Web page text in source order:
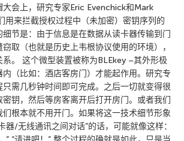
大会上，研究专家Eric Evenchick和Mark
用来拦截授权过程中（未加密）密钥序列的
节是：由于信息是在数据从读卡器传输到门
取（也就是历史上韦根协议使用的环境），
系。 这个微型装置被称为BLEkey –其外形极
（比如：酒店客房门）才能起作用。研究专
需几秒钟时间即可完成。之后一切就变得很
钥，然后等房客离开后打开房门。或者我们
根本就不用开门。如果将这一技术细节形象
器/无线通讯之间对话”的话，可能就像这样：